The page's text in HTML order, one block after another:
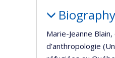
Biography
Marie-Jeanne
d’anthropologie